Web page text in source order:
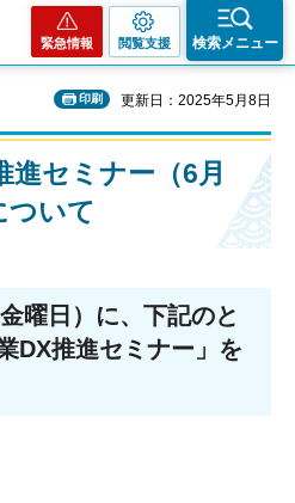
緊急情報 閲覧支援 検索メニュー
印刷 更新日：2025年5月8日
進セミナー（6月
ついて
曜日）に、下記のと
DX推進セミナー」を